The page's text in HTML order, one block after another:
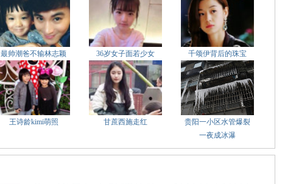
最帅潮爸不输林志颖 36岁女子面若少女 千颂伊背后的珠宝
王诗龄kimi萌照 甘蔗西施走红
贵阳一小区水管爆裂
一夜成冰瀑